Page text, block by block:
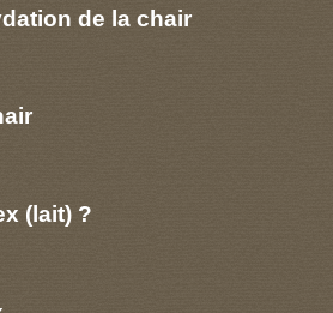
de la chair
(lait) ?